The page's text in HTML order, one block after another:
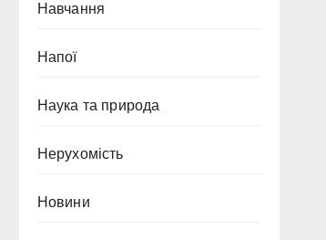
Навчання
Напої
Наука та природа
Нерухомість
Новини